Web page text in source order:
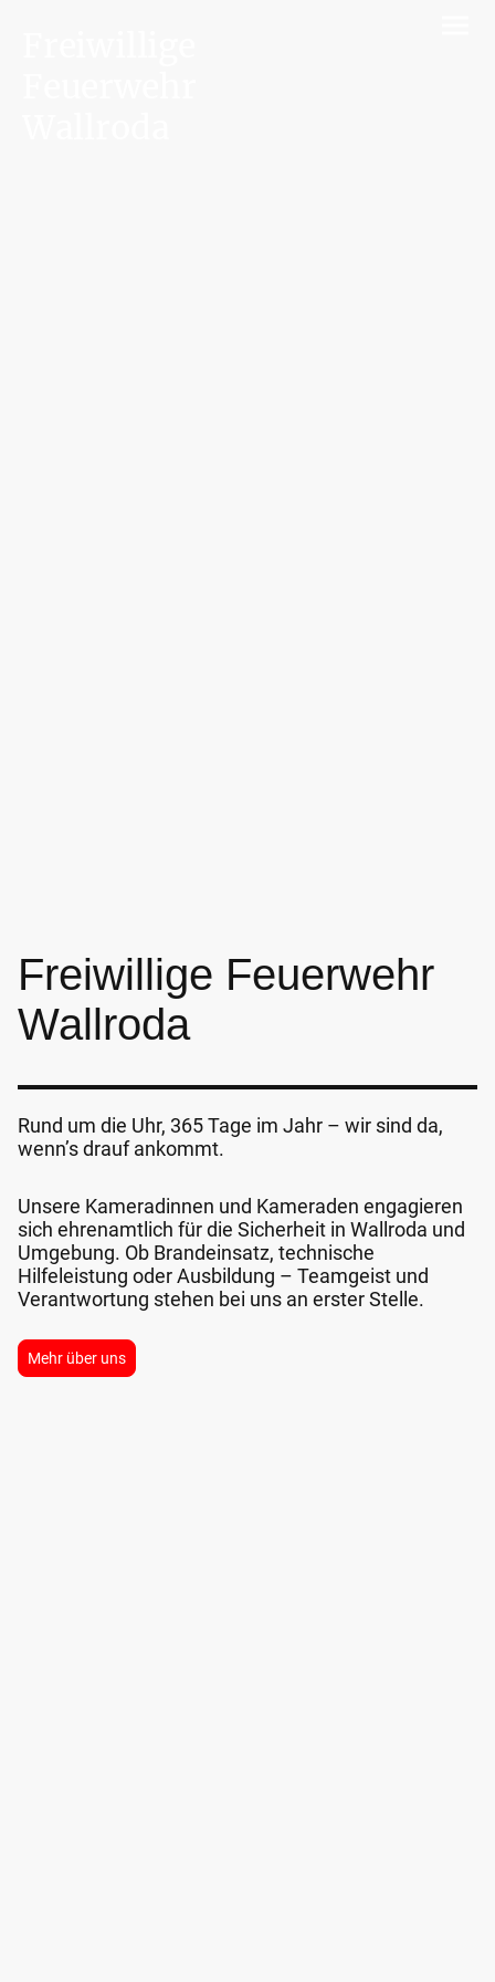
Freiwillige Feuerwehr
Wallroda
Rund um die Uhr, 365 Tage im Jahr – wir sind da,
wenn’s drauf ankommt.
Unsere Kameradinnen und Kameraden engagieren
sich ehrenamtlich für die Sicherheit in Wallroda und
Umgebung. Ob Brandeinsatz, technische
Hilfeleistung oder Ausbildung – Teamgeist und
Verantwortung stehen bei uns an erster Stelle.
Mehr über uns